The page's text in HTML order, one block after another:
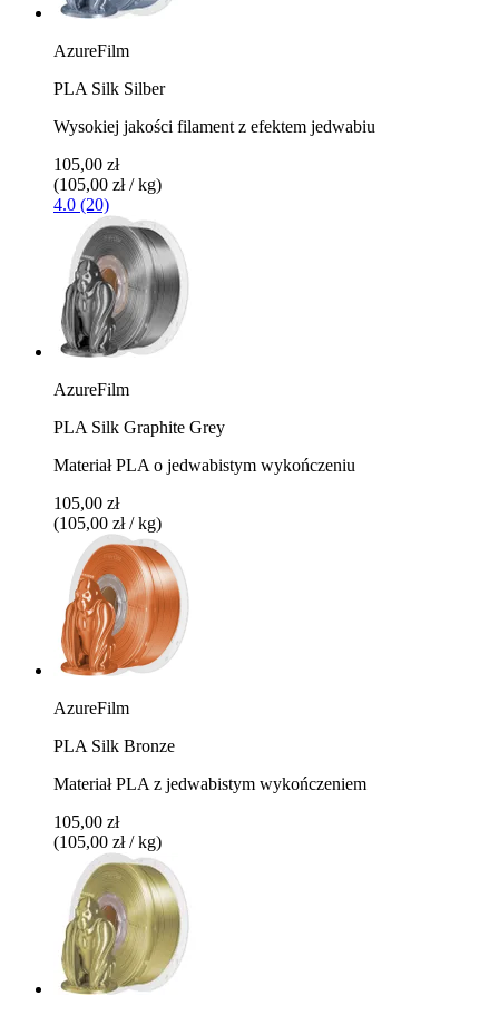
AzureFilm
PLA Silk Silber
Wysokiej jakości filament z efektem jedwabiu
105,00 zł
(105,00 zł / kg)
4.0 (20)
AzureFilm
PLA Silk Graphite Grey
Materiał PLA o jedwabistym wykończeniu
105,00 zł
(105,00 zł / kg)
AzureFilm
PLA Silk Bronze
Materiał PLA z jedwabistym wykończeniem
105,00 zł
(105,00 zł / kg)